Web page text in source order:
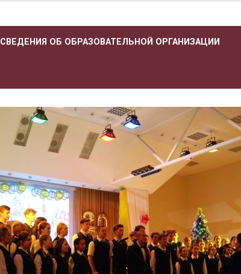
СВЕДЕНИЯ ОБ ОБРАЗОВАТЕЛЬНОЙ ОРГАНИЗАЦИИ